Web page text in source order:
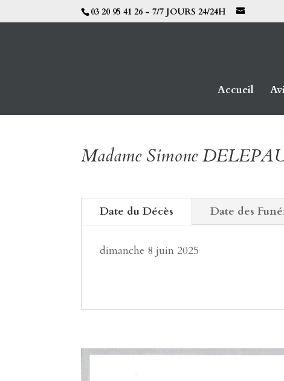
03 20 95 41 26 - 7/7 JOURS 24/24H
Accueil
Madame Simone
Date du Décès Date des
dimanche 8 juin 2025